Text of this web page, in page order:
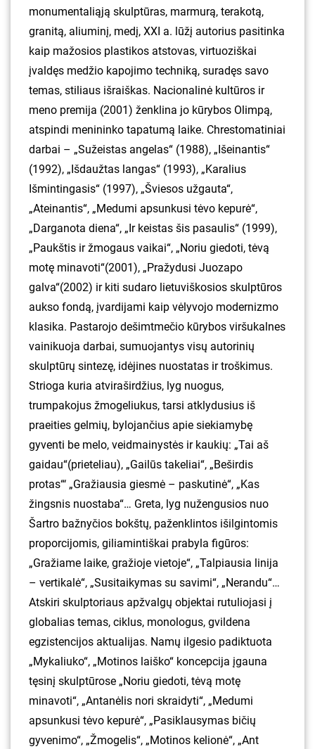
monumentaliąją skulptūras, marmurą, terakotą,
granitą, aliuminį, medį, XXI a. lūžį autorius pasitinka
kaip mažosios plastikos atstovas, virtuoziškai
įvaldęs medžio kapojimo techniką, suradęs savo
temas, stiliaus išraiškas. Nacionalinė kultūros ir
meno premija (2001) ženklina jo kūrybos Olimpą,
atspindi menininko tapatumą laike. Chrestomatiniai
darbai – „Sužeistas angelas“ (1988), „Išeinantis“
(1992), „Išdaužtas langas“ (1993), „Karalius
Išmintingasis“ (1997), „Šviesos užgauta“,
„Ateinantis“, „Medumi apsunkusi tėvo kepurė“,
„Darganota diena“, „Ir keistas šis pasaulis“ (1999),
„Paukštis ir žmogaus vaikai“, „Noriu giedoti, tėvą
motę minavoti“(2001), „Pražydusi Juozapo
galva“(2002) ir kiti sudaro lietuviškosios skulptūros
aukso fondą, įvardijami kaip vėlyvojo modernizmo
klasika. Pastarojo dešimtmečio kūrybos viršukalnes
vainikuoja darbai, sumuojantys visų autorinių
skulptūrų sintezę, idėjines nuostatas ir troškimus.
Strioga kuria atviraširdžius, lyg nuogus,
trumpakojus žmogeliukus, tarsi atklydusius iš
praeities gelmių, bylojančius apie siekiamybę
gyventi be melo, veidmainystės ir kaukių: „Tai aš
gaidau“(prieteliau), „Gailūs takeliai“, „Beširdis
protas“‘ „Gražiausia giesmė – paskutinė“, „Kas
žingsnis nuostaba“… Greta, lyg nužengusios nuo
Šartro bažnyčios bokštų, paženklintos išilgintomis
proporcijomis, giliamintiškai prabyla figūros:
„Gražiame laike, gražioje vietoje“, „Talpiausia linija
– vertikalė“, „Susitaikymas su savimi“, „Nerandu“…
Atskiri skulptoriaus apžvalgų objektai rutuliojasi į
globalias temas, ciklus, monologus, gvildena
egzistencijos aktualijas. Namų ilgesio padiktuota
„Mykaliuko“, „Motinos laiško“ koncepcija įgauna
tęsinį skulptūrose „Noriu giedoti, tėvą motę
minavoti“, „Antanėlis nori skraidyti“, „Medumi
apsunkusi tėvo kepurė“, „Pasiklausymas bičių
gyvenimo“, „Žmogelis“, „Motinos kelionė“, „Ant